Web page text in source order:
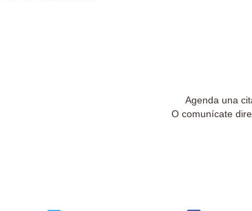
Agenda una
O comunícate